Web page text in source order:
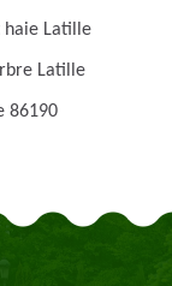
haie Latille
Latille
86190